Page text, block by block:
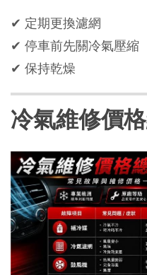
✔ 定期更換濾網
✔ 停車前先關冷氣壓縮
✔ 保持乾燥
冷氣維修價